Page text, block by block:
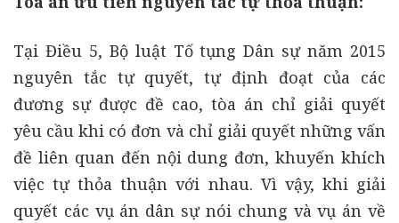
Tại Điều 5, Bộ luật Tố tụng Dân sự năm 2015
nguyên tắc tự quyết, tự định đoạt của các
đương sự được đề cao, tòa án chỉ giải quyết
yêu cầu khi có đơn và chỉ giải quyết những vấn
đề liên quan đến nội dung đơn, khuyến khích
việc tự thỏa thuận với nhau. Vì vậy, khi giải
quyết các vụ án dân sự nói chung và vụ án về